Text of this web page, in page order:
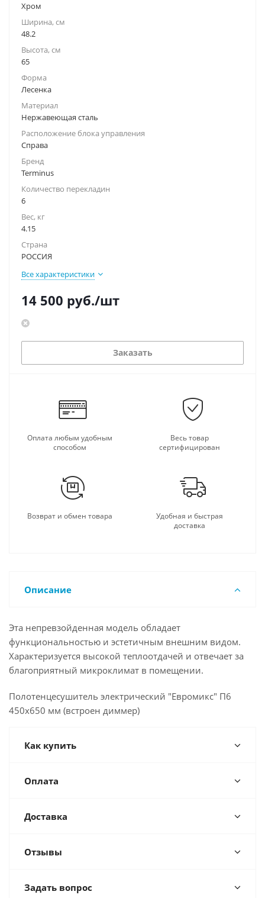
Хром
Ширина, см
48.2
Высота, см
65
Форма
Лесенка
Материал
Нержавеющая сталь
Расположение блока управления
Справа
Бренд
Terminus
Количество перекладин
6
Вес, кг
4.15
Страна
РОССИЯ
Все характеристики
14 500 руб./шт
Заказать
Оплата любым удобным
способом
Весь товар
сертифицирован
Возврат и обмен товара
Удобная и быстрая
доставка
Описание
Эта непревзойденная модель обладает
функциональностью и эстетичным внешним видом.
Характеризуется высокой теплоотдачей и отвечает за
благоприятный микроклимат в помещении.
Полотенцесушитель электрический "Евромикс" П6
450х650 мм (встроен диммер)
Как купить
Оплата
Доставка
Отзывы
Задать вопрос